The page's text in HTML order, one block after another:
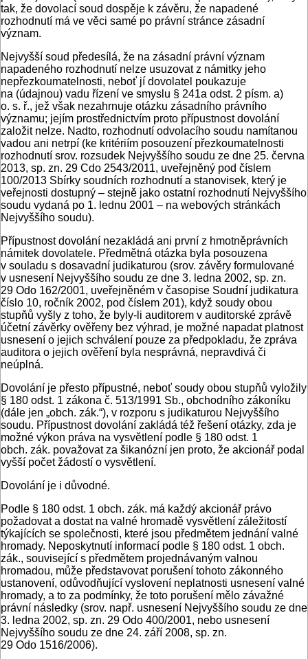
tak, že dovolací soud dospěje k závěru, že napadené
rozhodnutí má ve věci samé po právní stránce zásadní
význam.
Nejvyšší soud předesílá, že na zásadní právní význam
napadeného rozhodnutí nelze usuzovat z námitky jeho
nepřezkoumatelnosti, neboť jí dovolatel poukazuje
na (údajnou) vadu řízení ve smyslu § 241a odst. 2 písm. a)
o. s. ř., jež však nezahrnuje otázku zásadního právního
významu; jejím prostřednictvím proto přípustnost dovolání
založit nelze. Nadto, rozhodnutí odvolacího soudu namítanou
vadou ani netrpí (ke kritériím posouzení přezkoumatelnosti
rozhodnutí srov. rozsudek Nejvyššího soudu ze dne 25. června
2013, sp. zn. 29 Cdo 2543/2011, uveřejněný pod číslem
100/2013 Sbírky soudních rozhodnutí a stanovisek, který je
veřejnosti dostupný – stejně jako ostatní rozhodnutí Nejvyššího
soudu vydaná po 1. lednu 2001 – na webových stránkách
Nejvyššího soudu).
Přípustnost dovolání nezakládá ani první z hmotněprávních
námitek dovolatele. Předmětná otázka byla posouzena
v souladu s dosavadní judikaturou (srov. závěry formulované
v usnesení Nejvyššího soudu ze dne 3. ledna 2002, sp. zn.
29 Odo 162/2001, uveřejněném v časopise Soudní judikatura
číslo 10, ročník 2002, pod číslem 201), když soudy obou
stupňů vyšly z toho, že byly-li auditorem v auditorské zprávě
účetní závěrky ověřeny bez výhrad, je možné napadat platnost
usnesení o jejich schválení pouze za předpokladu, že zpráva
auditora o jejich ověření byla nesprávná, nepravdivá či
neúplná.
Dovolání je přesto přípustné, neboť soudy obou stupňů vyložily
§ 180 odst. 1 zákona č. 513/1991 Sb., obchodního zákoníku
(dále jen „obch. zák.“), v rozporu s judikaturou Nejvyššího
soudu. Přípustnost dovolání zakládá též řešení otázky, zda je
možné výkon práva na vysvětlení podle § 180 odst. 1
obch. zák. považovat za šikanózní jen proto, že akcionář podal
vyšší počet žádostí o vysvětlení.
Dovolání je i důvodné.
Podle § 180 odst. 1 obch. zák. má každý akcionář právo
požadovat a dostat na valné hromadě vysvětlení záležitostí
týkajících se společnosti, které jsou předmětem jednání valné
hromady. Neposkytnutí informací podle § 180 odst. 1 obch.
zák., související s předmětem projednávaným valnou
hromadou, může představovat porušení tohoto zákonného
ustanovení, odůvodňující vyslovení neplatnosti usnesení valné
hromady, a to za podmínky, že toto porušení mělo závažné
právní následky (srov. např. usnesení Nejvyššího soudu ze dne
3. ledna 2002, sp. zn. 29 Odo 400/2001, nebo usnesení
Nejvyššího soudu ze dne 24. září 2008, sp. zn.
29 Odo 1516/2006).